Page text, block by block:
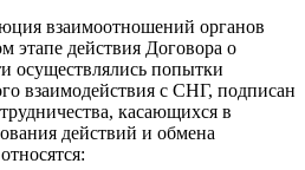
взаимоотношений органов
действия Договора о
осуществлялись попытки
взаимодействия с СНГ, подписан
касающихся в
действий и обмена